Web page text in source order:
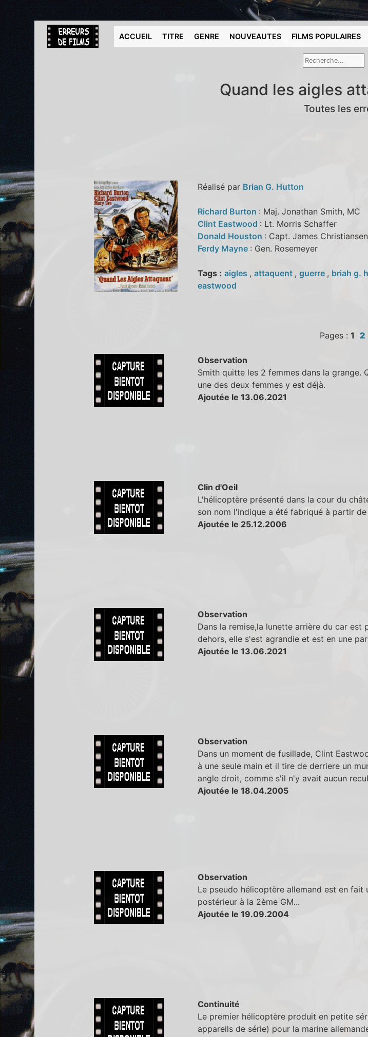
ACCUEIL TITRE GENRE NOUVEAUTES FILMS POPULAIRES
Quand les aigles
Toutes les
Réalisé par Brian G. Hutton
Richard Burton : Maj. Jonathan Smith, MC
Clint Eastwood : Lt. Morris Schaffer
Donald Houston : Capt. James Christiansen
Ferdy Mayne : Gen. Rosemeyer
Tags : aigles , attaquent , guerre , briah g.
eastwood
Pages : 1 2
Observation
Smith quitte les 2 femmes dans la grange.
une des deux femmes y est déjà.
Ajoutée le 13.06.2021
Clin d'Oeil
L'hélicoptère présenté dans la cour du
son nom l'indique a été fabriqué à partir de
Ajoutée le 25.12.2006
Observation
Dans la remise,la lunette arrière du car
dehors, elle s'est agrandie et est en une
Ajoutée le 13.06.2021
Observation
Dans un moment de fusillade, Clint
à une seule main et il tire de derriere un
angle droit, comme s'il n'y avait aucun
Ajoutée le 18.04.2005
Observation
Le pseudo hélicoptère allemand est en fait
postérieur à la 2ème GM...
Ajoutée le 19.09.2004
Continuité
Le premier hélicoptère produit en petite
appareils de série) pour la marine